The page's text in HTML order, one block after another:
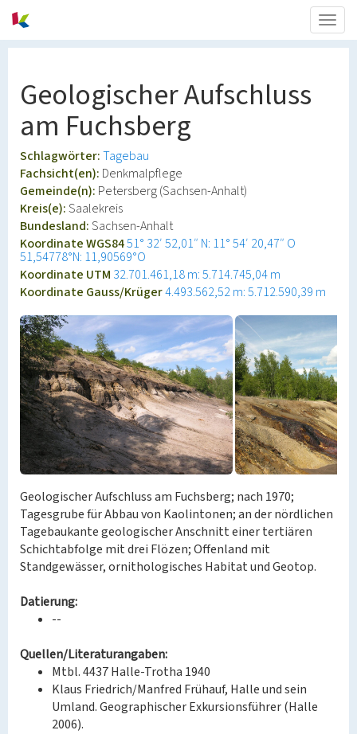
Geologischer Aufschluss
am Fuchsberg
Schlagwörter:Tagebau
Fachsicht(en): Denkmalpflege
Gemeinde(n): Petersberg (Sachsen-Anhalt)
Kreis(e):Saalekreis
Bundesland:Sachsen-Anhalt
Koordinate WGS8451° 32′ 52,01″ N: 11° 54′ 20,47″ O
51,54778°N: 11,90569°O
Koordinate UTM 32.701.461,18 m: 5.714.745,04 m
Koordinate Gauss/Krüger4.493.562,52 m: 5.712.590,39 m
Geologischer Aufschluss am Fuchsberg; nach 1970;
Tagesgrube für Abbau von Kaolintonen; an der nördlichen
Tagebaukante geologischer Anschnitt einer tertiären
Schichtabfolge mit drei Flözen; Offenland mit
Standgewässer, ornithologisches Habitat und Geotop.
Datierung:
--
Quellen/Literaturangaben:
Mtbl. 4437 Halle-Trotha 1940
Klaus Friedrich/Manfred Frühauf, Halle und sein
Umland. Geographischer Exkursionsführer (Halle
2006).